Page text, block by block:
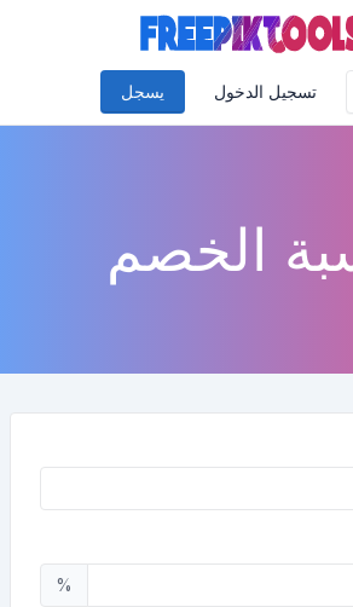
تسجيل الدخول يسجل
الخصم
%